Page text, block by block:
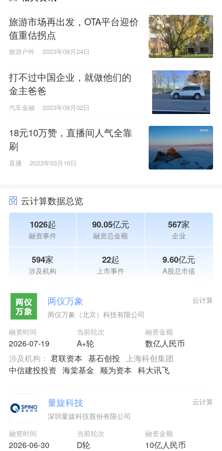
旅游市场再出发，OTA平台迎价
值重估拐点
旅游户外 2023年08月24日
打不过中国企业，就做他们的
金主爸爸
汽车金融 2023年08月02日
18元10万赞，直播间人气全靠
刷
直播 2023年03月16日
云计算数据总览
1026起
融资事件
90.05亿元
融资总金额
567家
企业
594家
涉及机构
22起
上市事件
9.60亿元
A股总市值
两仪万象
两仪万象（北京）科技有限公司
融资时间
2026-07-19
当前轮次
A+轮
融资金额
数亿人民币
云计算
涉及机构： 君联资本 基石创投
上海科创集团
中信建投投资 海棠基金 顺为资本 科大讯飞
量旋科技
深圳量旋科技股份有限公司
融资时间
2026-06-30
当前轮次
D轮
融资金额
10亿人民币
云计算